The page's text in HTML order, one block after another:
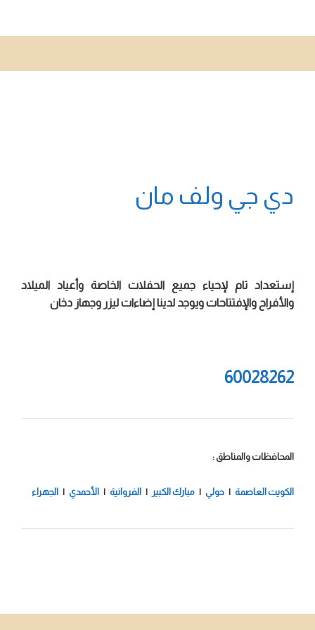
دي جي ولف مان
إستعداد تام لإحياء جميع الحفلات الخاصة وأعياد الميلاد
والأفراح والإفتتاحات ويوجد لدينا إضاءات ليزر وجهاز دخان
60028262
المحافظات والمناطق :
الكويت العاصمة | حولي | مبارك الكبير | الفروانية | الأحمدي | الجهراء